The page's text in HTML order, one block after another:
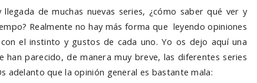
de muchas nuevas series, ¿cómo saber qué ver y
Realmente no hay más forma que leyendo opiniones
el instinto y gustos de cada uno. Yo os dejo aquí una
parecido, de manera muy breve, las diferentes series
adelanto que la opinión general es bastante mala: